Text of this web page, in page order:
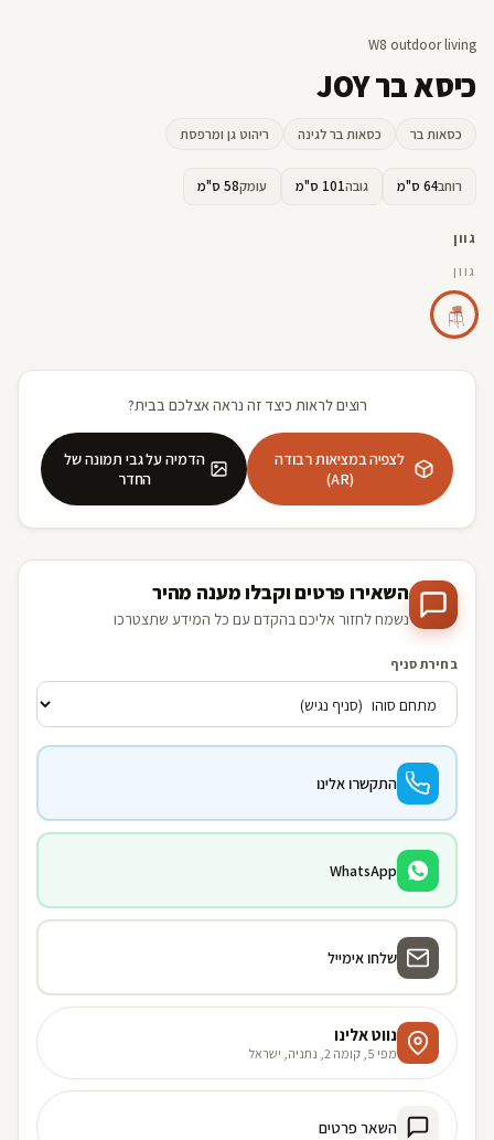
W8 outdoor living
כיסא בר JOY
כסאות בר כסאות בר לגינה ריהוט גן ומרפסת
רוחב64 ס"מ גובה101 ס"מ עומק58 ס"מ
גוון
גוון
רוצים לראות כיצד זה נראה אצלכם בבית?
לצפיה במציאות רבודה
(AR)
הדמיה על גבי תמונה של
החדר
השאירו פרטים וקבלו מענה מהיר
נשמח לחזור אליכם בהקדם עם כל המידע שתצטרכו
בחירת סניף
התקשרו אלינו
WhatsApp
שלחו אימייל
נווט אלינו
מפי 5, קומה 2, נתניה, ישראל
השאר פרטים